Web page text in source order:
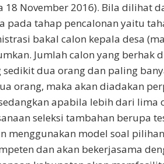
18 November 2016). Bila dilihat
pada tahap pencalonan yaitu
bakal calon kepala desa
Jumlah calon yang berhak
sedikit dua orang dan paling
orang, maka akan diadakan
apabila lebih dari lima
seleksi tambahan berupa
menggunakan model soal
dan akan bekerjasama